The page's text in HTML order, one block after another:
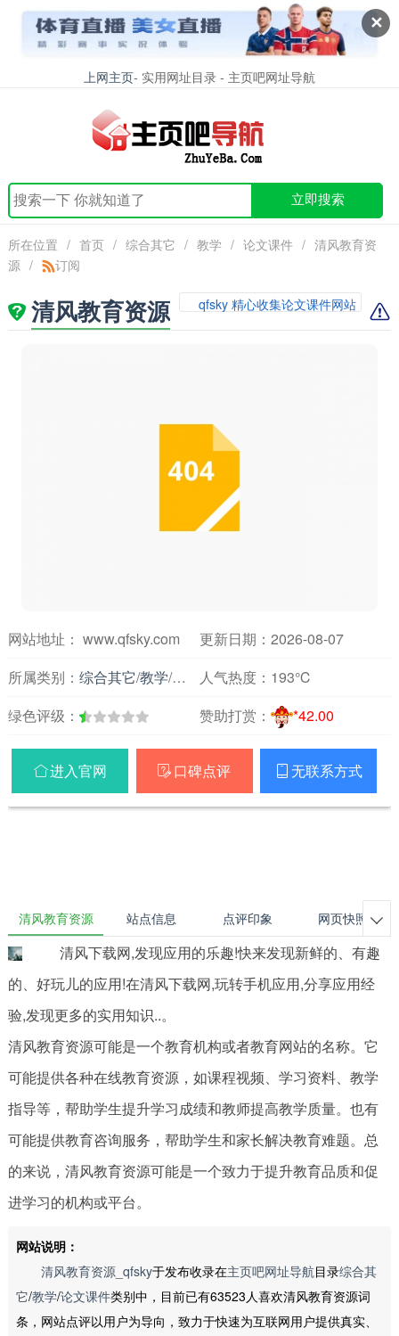
✕
上网主页- 实用网址目录 - 主页吧网址导航
立即搜索
所在位置 / 首页 / 综合其它 / 教学 / 论文课件 / 清风教育资
源 / 订阅
清风教育资源 qfsky 精心收集论文课件网站
网站地址： www.qfsky.com
更新日期：2026-08-07
所属类别： 综合其它/教学/论文课件人气热度： 193℃
绿色评级：
赞助打赏： *42.00
进入官网  口碑点评  无联系方式
清风教育资源 站点信息 点评印象 网页快照 
清风下载网,发现应用的乐趣!快来发现新鲜的、有趣
的、好玩儿的应用!在清风下载网,玩转手机应用,分享应用经
验,发现更多的实用知识..。
清风教育资源可能是一个教育机构或者教育网站的名称。它
可能提供各种在线教育资源，如课程视频、学习资料、教学
指导等，帮助学生提升学习成绩和教师提高教学质量。也有
可能提供教育咨询服务，帮助学生和家长解决教育难题。总
的来说，清风教育资源可能是一个致力于提升教育品质和促
进学习的机构或平台。
网站说明：
清风教育资源_qfsky于发布收录在主页吧网址导航目录综合其
它/教学/论文课件类别中，目前已有63523人喜欢清风教育资源词
条，网站点评以用户为导向，致力于快速为互联网用户提供真实、